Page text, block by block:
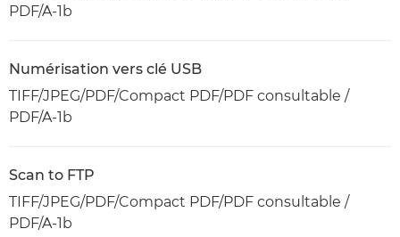
PDF/A-1b
Numérisation vers clé USB
TIFF/JPEG/PDF/Compact PDF/PDF consultable /
PDF/A-1b
Scan to FTP
TIFF/JPEG/PDF/Compact PDF/PDF consultable /
PDF/A-1b